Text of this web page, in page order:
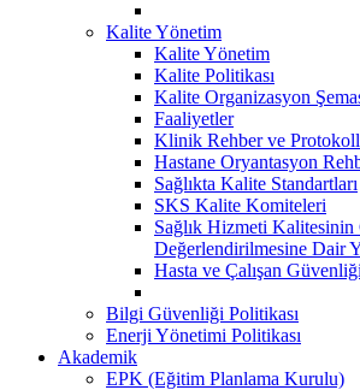
Kalite Yönetim
Kalite Yönetim
Kalite Politikası
Kalite Organizasyon
Faaliyetler
Klinik Rehber ve
Hastane Oryantasyon
Sağlıkta Kalite Standartları
SKS Kalite Komiteleri
Sağlık Hizmeti
Değerlendirilmesine Dair
Hasta ve Çalışan
Bilgi Güvenliği Politikası
Enerji Yönetimi Politikası
Akademik
EPK (Eğitim Planlama Kurulu)